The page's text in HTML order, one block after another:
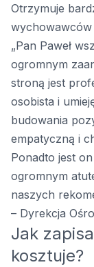
Otrzymuje
„Pan Paweł
ogromnym
stroną jest
osobista i
budowania
empatyczną i
Ponadto jest
ogromnym
naszych
– Dyrekcja
Jak
kosztuje?